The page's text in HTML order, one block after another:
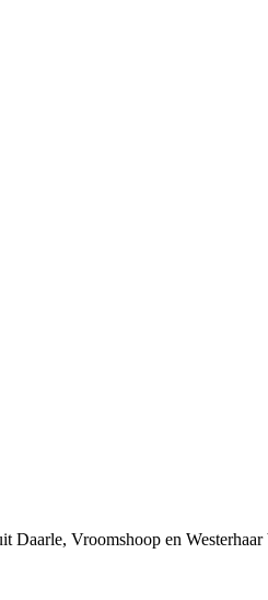
Vroomshoop en Westerhaar